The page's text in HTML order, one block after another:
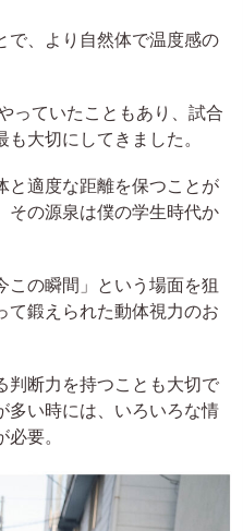
で、より自然体で温度感の
っていたこともあり、試合
大切にしてきました。
と適度な距離を保つことが
その源泉は僕の学生時代か
この瞬間」という場面を狙
て鍛えられた動体視力のお
判断力を持つことも大切で
多い時には、いろいろな情
要。